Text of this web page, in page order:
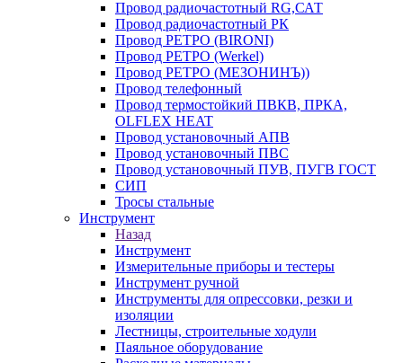
Провод радиочастотный RG,САТ
Провод радиочастотный РК
Провод РЕТРО (BIRONI)
Провод РЕТРО (Werkel)
Провод РЕТРО (МЕЗОНИНЪ))
Провод телефонный
Провод термостойкий ПВКВ, ПРКА,
OLFLEX HEAT
Провод установочный АПВ
Провод установочный ПВС
Провод установочный ПУВ, ПУГВ ГОСТ
СИП
Тросы стальные
Инструмент
Назад
Инструмент
Измерительные приборы и тестеры
Инструмент ручной
Инструменты для опрессовки, резки и
изоляции
Лестницы, строительные ходули
Паяльное оборудование